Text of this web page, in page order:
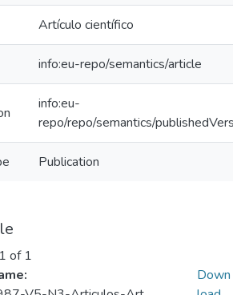
Artículo científico
info:eu-repo/semantics/article
info:eu-
repo/repo/semantics/
Publication
of 1
Down